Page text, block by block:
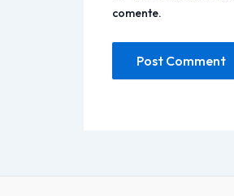
comente.